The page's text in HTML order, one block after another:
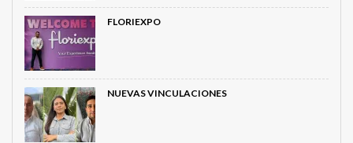
FLORIEXPO
NUEVAS VINCULACIONES